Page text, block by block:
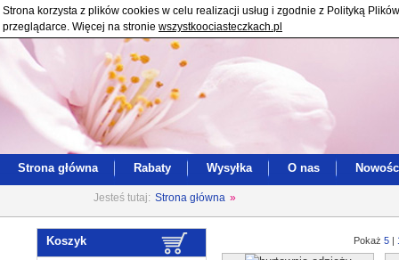
Strona korzysta z plików cookies w celu realizacji usług i zgodnie z Polityką
przeglądarce. Więcej na stronie wszystkoociasteczkach.pl
Strona główna Rabaty Wysyłka O nas
Jesteś tutaj: Strona główna »
Koszyk Pokaż 5 |